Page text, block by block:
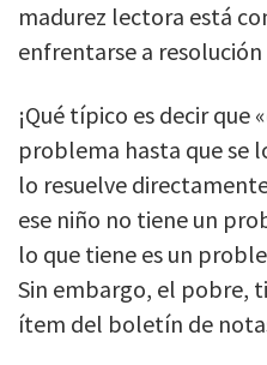
madurez lectora está
enfrentarse a
¡Qué típico es decir que
problema hasta que se
lo resuelve
ese niño no tiene un
lo que tiene es un
Sin embargo, el pobre,
ítem del boletín de